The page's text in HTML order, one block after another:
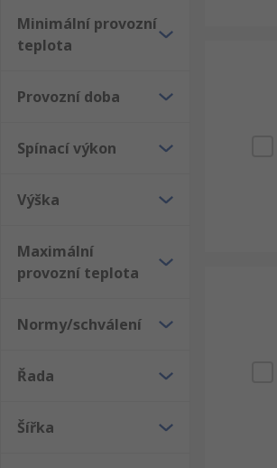
Minimální provozní
teplota
Provozní doba
Spínací výkon
Výška
Maximální
provozní teplota
Normy/schválení
Řada
Šířka